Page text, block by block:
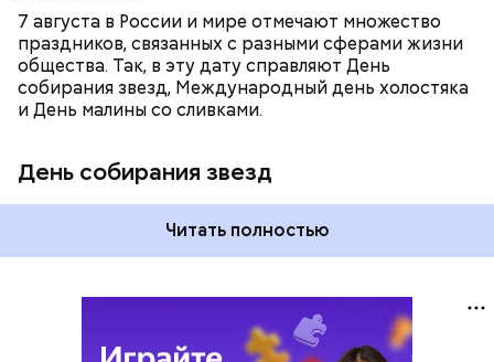
7 августа в России и мире отмечают множество
праздников, связанных с разными сферами жизни
общества. Так, в эту дату справляют День
собирания звезд, Международный день холостяка
и День малины со сливками.
День собирания звезд
Читать полностью